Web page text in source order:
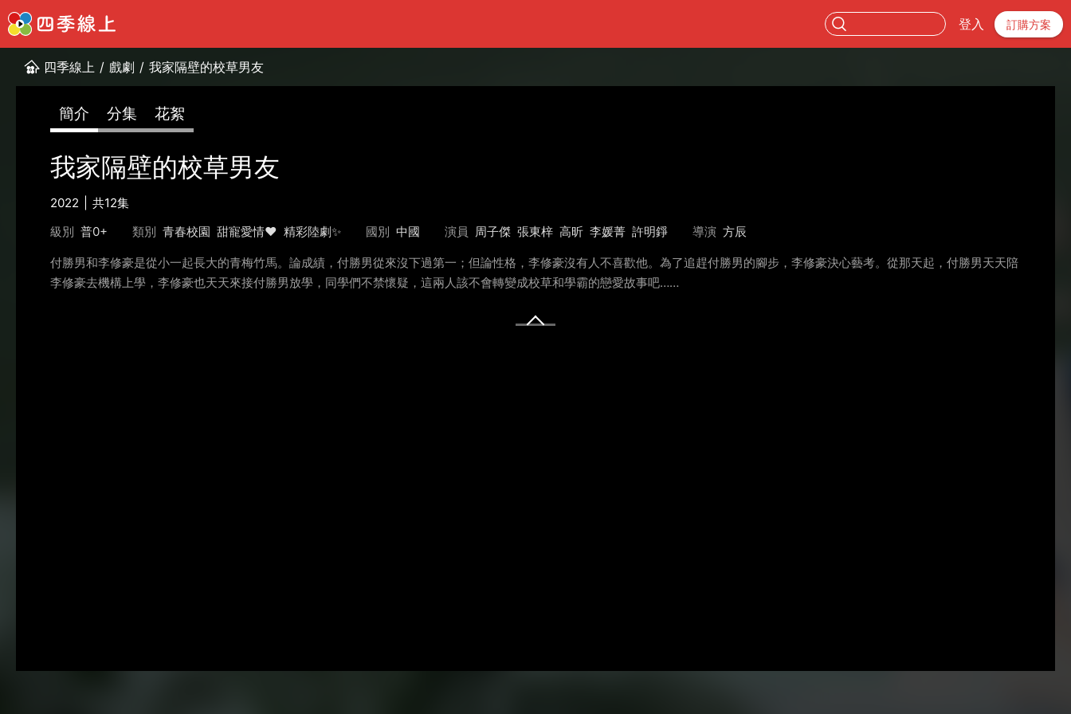
登入 訂購方案
四季線上 / 戲劇 / 我家隔壁的校草男友
簡介 分集 花絮
我家隔壁的校草男友
2022
共12集
級別 普0+ 類別 青春校園 甜寵愛情❤️ 精彩陸劇✨ 國別 中國 演員 周子傑 張東梓 高昕 李媛菁 許明錚 導演 方辰
付勝男和李修豪是從小一起長大的青梅竹馬。論成績，付勝男從來沒下過第一；但論性格，李修豪沒有人不喜歡他。為了追趕付勝男的腳步，李修豪決心藝考。從那天起，付勝男天天陪
李修豪去機構上學，李修豪也天天來接付勝男放學，同學們不禁懷疑，這兩人該不會轉變成校草和學霸的戀愛故事吧……